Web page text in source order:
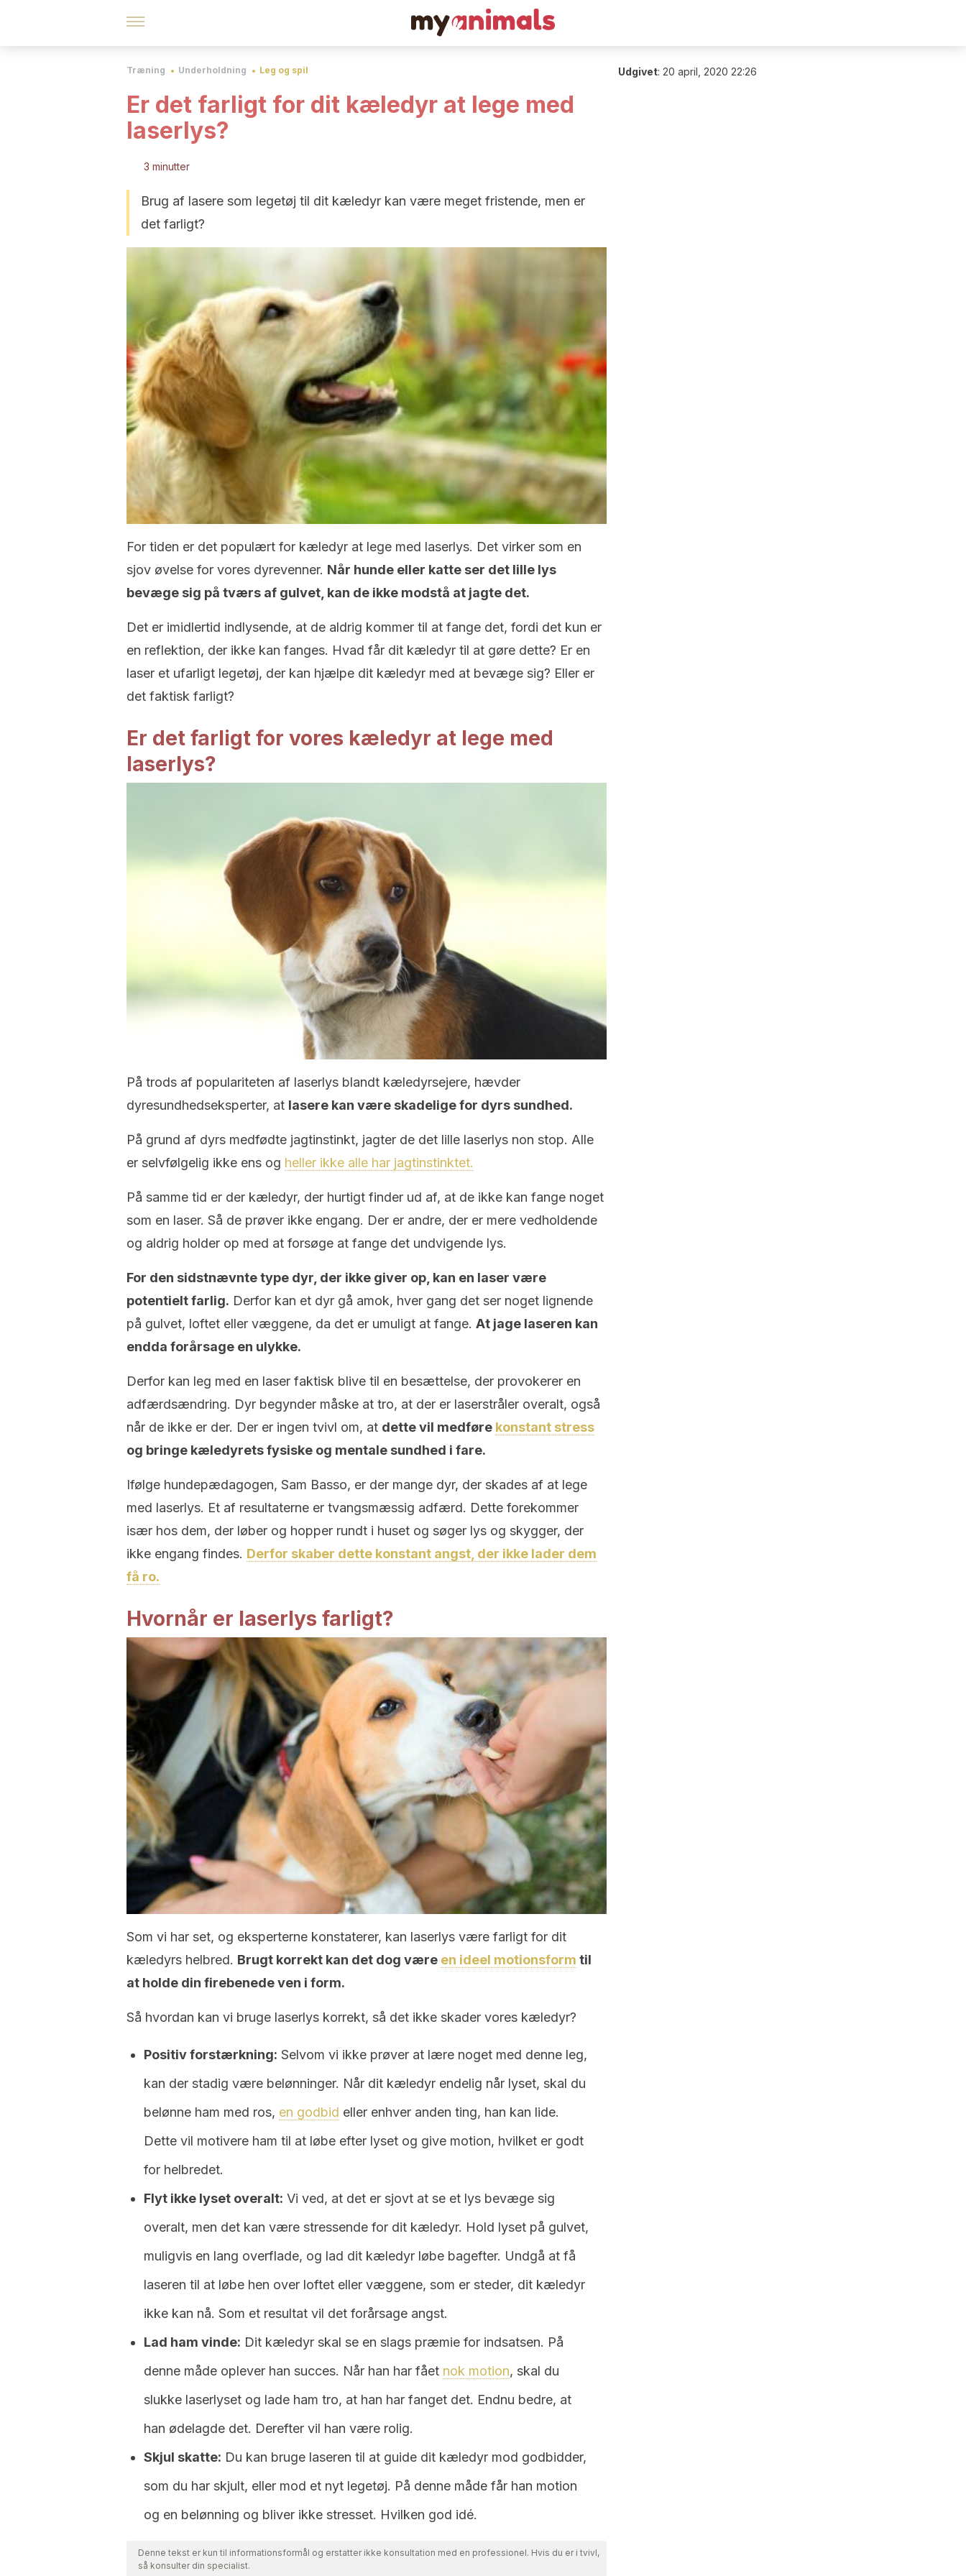
Træning Underholdning Leg og spil
Er det farligt for dit kæledyr at lege med
laserlys?
3 minutter
Brug af lasere som legetøj til dit kæledyr kan være meget fristende, men er
det farligt?
For tiden er det populært for kæledyr at lege med laserlys. Det virker som en
sjov øvelse for vores dyrevenner. Når hunde eller katte ser det lille lys
bevæge sig på tværs af gulvet, kan de ikke modstå at jagte det.
Det er imidlertid indlysende, at de aldrig kommer til at fange det, fordi det kun er
en reflektion, der ikke kan fanges. Hvad får dit kæledyr til at gøre dette? Er en
laser et ufarligt legetøj, der kan hjælpe dit kæledyr med at bevæge sig? Eller er
det faktisk farligt?
Er det farligt for vores kæledyr at lege med
laserlys?
På trods af populariteten af ​​laserlys blandt kæledyrsejere, hævder
dyresundhedseksperter, at lasere kan være skadelige for dyrs sundhed.
På grund af dyrs medfødte jagtinstinkt, jagter de det lille laserlys non stop. Alle
er selvfølgelig ikke ens og heller ikke alle har jagtinstinktet.
På samme tid er der kæledyr, der hurtigt finder ud af, at de ikke kan fange noget
som en laser. Så de prøver ikke engang. Der er andre, der er mere vedholdende
og aldrig holder op med at forsøge at fange det undvigende lys.
For den sidstnævnte type dyr, der ikke giver op, kan en laser være
potentielt farlig. Derfor kan et dyr gå amok, hver gang det ser noget lignende
på gulvet, loftet eller væggene, da det er umuligt at fange. At jage laseren kan
endda forårsage en ulykke.
Derfor kan leg med en laser faktisk blive til en besættelse, der provokerer en
adfærdsændring. Dyr begynder måske at tro, at der er laserstråler overalt, også
når de ikke er der. Der er ingen tvivl om, at dette vil medføre konstant stress
og bringe kæledyrets fysiske og mentale sundhed i fare.
Ifølge hundepædagogen, Sam Basso, er der mange dyr, der skades af at lege
med laserlys. Et af resultaterne er tvangsmæssig adfærd. Dette forekommer
især hos dem, der løber og hopper rundt i huset og søger lys og skygger, der
ikke engang findes. Derfor skaber dette konstant angst, der ikke lader dem
få ro.
Hvornår er laserlys farligt?
Som vi har set, og eksperterne konstaterer, kan laserlys være farligt for dit
kæledyrs helbred. Brugt korrekt kan det dog være en ideel motionsform til
at holde din firebenede ven i form.
Så hvordan kan vi bruge laserlys korrekt, så det ikke skader vores kæledyr?
Positiv forstærkning: Selvom vi ikke prøver at lære noget med denne leg,
kan der stadig være belønninger. Når dit kæledyr endelig når lyset, skal du
belønne ham med ros, en godbid eller enhver anden ting, han kan lide.
Dette vil motivere ham til at løbe efter lyset og give motion, hvilket er godt
for helbredet.
Flyt ikke lyset overalt: Vi ved, at det er sjovt at se et lys bevæge sig
overalt, men det kan være stressende for dit kæledyr. Hold lyset på gulvet,
muligvis en lang overflade, og lad dit kæledyr løbe bagefter. Undgå at få
laseren til at løbe hen over loftet eller væggene, som er steder, dit kæledyr
ikke kan nå. Som et resultat vil det forårsage angst.
Lad ham vinde: Dit kæledyr skal se en slags præmie for indsatsen. På
denne måde oplever han succes. Når han har fået nok motion, skal du
slukke laserlyset og lade ham tro, at han har fanget det. Endnu bedre, at
han ødelagde det. Derefter vil han være rolig.
Skjul skatte: Du kan bruge laseren til at guide dit kæledyr mod godbidder,
som du har skjult, eller mod et nyt legetøj. På denne måde får han motion
og en belønning og bliver ikke stresset. Hvilken god idé.
Denne tekst er kun til informationsformål og erstatter ikke konsultation med en professionel. Hvis du er i tvivl,
så konsulter din specialist.
Udgivet: 20 april, 2020 22:26